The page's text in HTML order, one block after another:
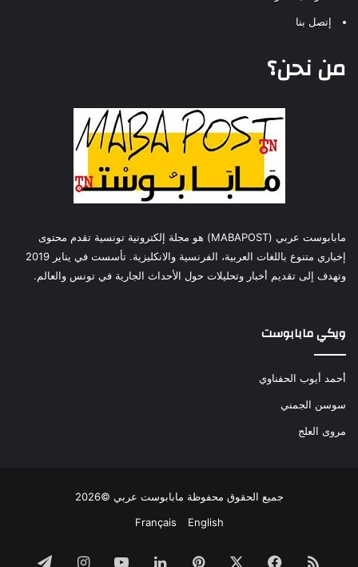
إتصل بنا
من نحن؟
مابابوست عربي (MABAPOST) هو مجلة إلكترونية تونسية تقدم محتوى
إخباري متنوع باللغات العربية، الفرنسية والانكليزية. تأسست في يناير 2019
وتهدف إلى تقديم أخبار وتحليلات حول الأحداث الجارية في تونس والعالم.
ويكي مابابوست
أحمد أيوب الحفناوي
سوسن الجمني
مروى العلج
جميع الحقوق محفوظة مابابوست عربي ©2026
English
Français
ملخص فيسبوك بينتيريستلينكدإن ‫YouTubeانستقرام